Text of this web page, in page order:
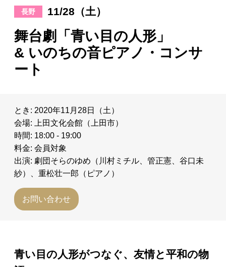
長野 11/28（土）
舞台劇「青い目の人形」
& いのちの音ピアノ・コンサ
ート
とき: 2020年11月28日（土）
会場: 上田文化会館（上田市）
時間: 18:00 - 19:00
料金: 会員対象
出演: 劇団そらのゆめ（川村ミチル、管正憲、谷口未
紗）、重松壮一郎（ピアノ）
お問い合わせ
青い目の人形がつなぐ、友情と平和の物